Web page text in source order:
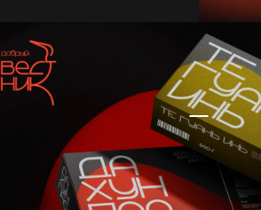
12:34:29
Время
в Новосибирске
График работы
10:00 - 19:00
Пн - Пт